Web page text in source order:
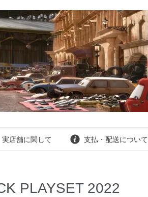
実店舗に関して 支払・配送について
PLAYSET 2022